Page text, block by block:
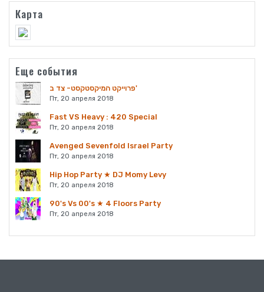
Карта
Еще события
פרוייקט המיקסטקסט- צד ב'
Пт, 20 апреля 2018
Fast VS Heavy : 420 Special
Пт, 20 апреля 2018
Avenged Sevenfold Israel Party
Пт, 20 апреля 2018
Hip Hop Party ★ DJ Momy Levy
Пт, 20 апреля 2018
90's Vs 00's ★ 4 Floors Party
Пт, 20 апреля 2018